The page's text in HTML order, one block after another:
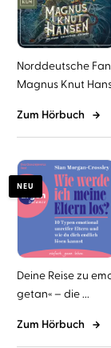
Norddeutsche
Magnus Knut
Zum Hörbuch
NEU
Deine Reise zu
getan« – die ...
Zum Hörbuch